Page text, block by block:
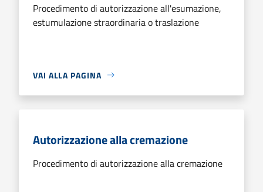
Procedimento di autorizzazione all'esumazione,
estumulazione straordinaria o traslazione
VAI ALLA PAGINA
Autorizzazione alla cremazione
Procedimento di autorizzazione alla cremazione